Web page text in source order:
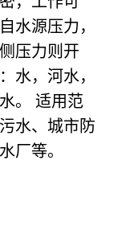
水源压力，
压力则开
水，河水，
。 适用范
水、城市防
厂等。